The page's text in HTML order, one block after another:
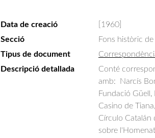
Data de creació
[1960]
Secció
Fons històric
Tipus de document
Descripció detallada
Conté
amb:  Narcís
Fundació Güell,
Casino de
Círculo Catalán
sobre